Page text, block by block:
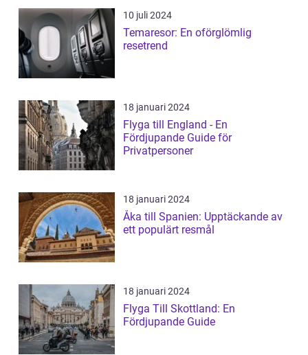
10 juli 2024
Temaresor: En oförglömlig
resetrend
18 januari 2024
Flyga till England - En
Fördjupande Guide för
Privatpersoner
18 januari 2024
Åka till Spanien: Upptäckande av
ett populärt resmål
18 januari 2024
Flyga Till Skottland: En
Fördjupande Guide